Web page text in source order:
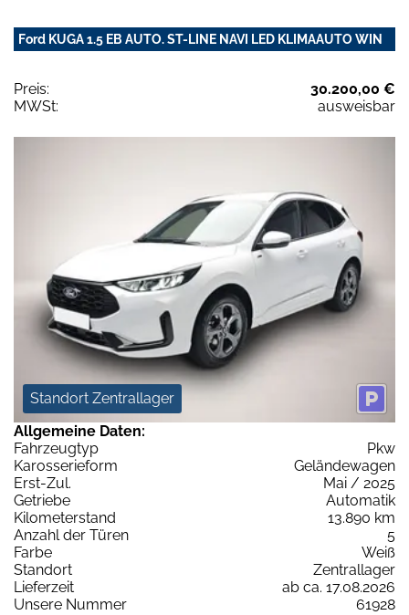
Ford KUGA 1.5 EB AUTO. ST-LINE NAVI LED KLIMAAUTO WIN
Preis:
30.200,00 €
MWSt:
ausweisbar
Standort Zentrallager
Allgemeine Daten:
Fahrzeugtyp
Pkw
Karosserieform
Geländewagen
Erst-Zul.
Mai / 2025
Getriebe
Automatik
Kilometerstand
13.890 km
Anzahl der Türen
5
Farbe
Weiß
Standort
Zentrallager
Lieferzeit
ab ca. 17.08.2026
Unsere Nummer
61928